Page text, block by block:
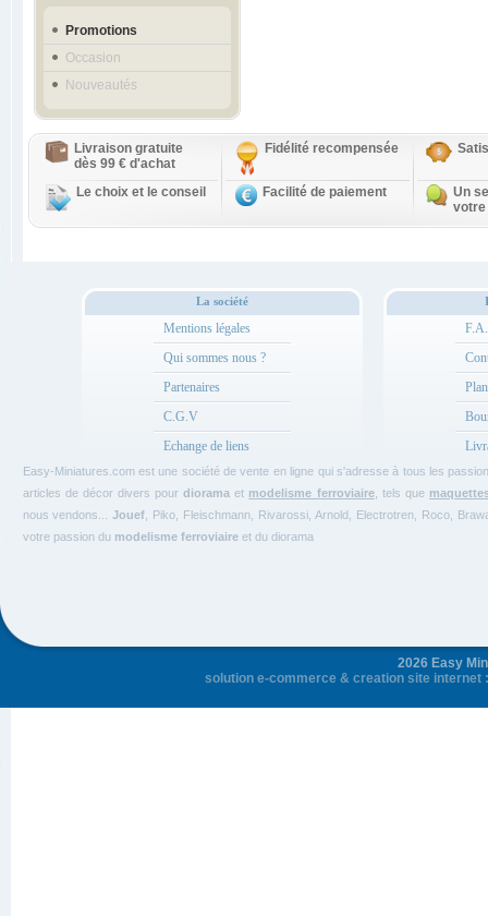
Promotions
Occasion
Nouveautés
Livraison gratuite
dès 99 € d'achat
Fidélité recompensée
Le choix et le conseil Facilité de paiement
Un
votre
La société
Mentions légales
Qui sommes nous ?
Partenaires
C.G.V
Echange de liens
Easy-Miniatures.com est une société de vente en ligne qui s'adresse à tous les
articles de décor divers pourdiorama et modelisme ferroviaire, tels que
nous vendons...Jouef , Piko, Fleischmann, Rivarossi, Arnold, Electrotren, Roco,
votre passion du modelisme ferroviaireet du diorama
2026 Easy
solution e-commerce & creation site internet